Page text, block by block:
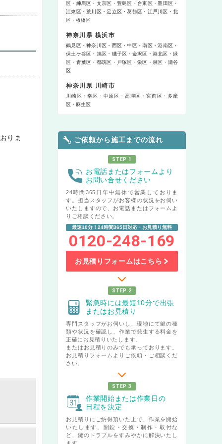
りま
区 練馬区 文京区 豊島区 台東区
墨田区
江東区
荒川区 足立区 葛飾区 江戸川区
北
区
板橋区
神奈川県 横浜市
鶴見区 神奈川区 西区 中区 南区
港南区
保土ケ谷区
旭区 磯子区 金沢区 港北区
緑
区
青葉区 都筑区 戸塚区 栄区 泉区
瀬谷
区
神奈川県 川崎市
川崎区 幸区 中原区 高津区 宮前区
多摩
区
麻生区
ご依頼から施工までの流れ
STEP 1
お電話またはフォームより
お問い合せください
24時間365日年中無休で営業しておりま
す。担当スタッフがお客様の状況をお伺い
いたしますので、お電話またはフォームよ
りご相談ください。
最速10分！24時間365日対応・お見積り無料
0120-248-169
お見積りフォームはこちら
STEP 2
緊急時には最短10分で出張
またはお見積り
専門スタッフがお伺いし、現地にて鍵の種
類や状況を確認し、作業で発生する料金を
正確にお見積りいたします。
またはお見積りのみでも承っております。
お見積りフォームよりご依頼・ご相談くだ
さい。
STEP 3
作業開始または作業日の
日程を決定
お見積りにご納得頂いた上で、作業を開始
いたします。開錠・交換・制作・取付な
ど、鍵のトラブルをすみやかに解決いたし